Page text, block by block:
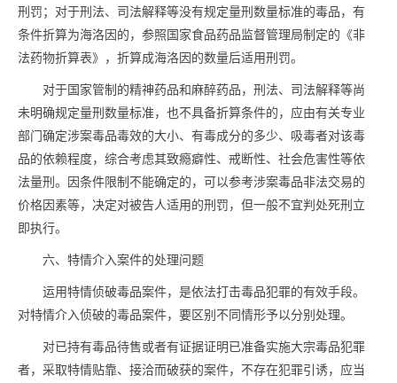
刑罚；对于刑法、司法解释等没有规定量刑数量标准的毒品，有
条件折算为海洛因的，参照国家食品药品监督管理局制定的《非
法药物折算表》，折算成海洛因的数量后适用刑罚。
对于国家管制的精神药品和麻醉药品，刑法、司法解释等尚
未明确规定量刑数量标准，也不具备折算条件的，应由有关专业
部门确定涉案毒品毒效的大小、有毒成分的多少、吸毒者对该毒
品的依赖程度，综合考虑其致瘾癖性、戒断性、社会危害性等依
法量刑。因条件限制不能确定的，可以参考涉案毒品非法交易的
价格因素等，决定对被告人适用的刑罚，但一般不宜判处死刑立
即执行。
六、特情介入案件的处理问题
运用特情侦破毒品案件，是依法打击毒品犯罪的有效手段。
对特情介入侦破的毒品案件，要区别不同情形予以分别处理。
对已持有毒品待售或者有证据证明已准备实施大宗毒品犯罪
者，采取特情贴靠、接洽而破获的案件，不存在犯罪引诱，应当